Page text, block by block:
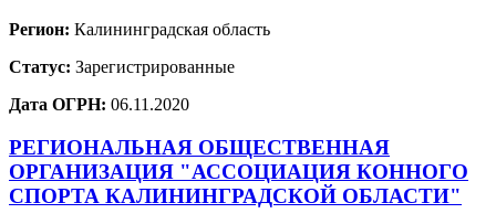
Регион: Калининградская область
Статус: Зарегистрированные
Дата ОГРН: 06.11.2020
РЕГИОНАЛЬНАЯ ОБЩЕСТВЕННАЯ
ОРГАНИЗАЦИЯ "АССОЦИАЦИЯ КОННОГО
СПОРТА КАЛИНИНГРАДСКОЙ ОБЛАСТИ"